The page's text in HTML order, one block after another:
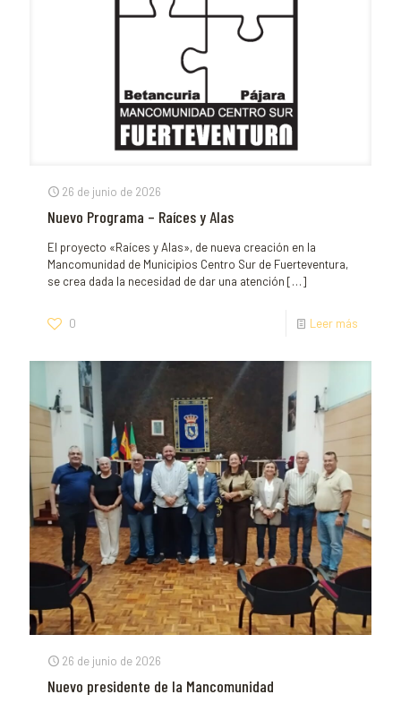
26 de junio de 2026
Nuevo Programa – Raíces y Alas
El proyecto «Raíces y Alas», de nueva creación en la
Mancomunidad de Municipios Centro Sur de Fuerteventura,
se crea dada la necesidad de dar una atención […]
0 Leer más
26 de junio de 2026
Nuevo presidente de la Mancomunidad